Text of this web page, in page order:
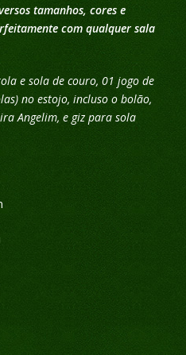
tamanhos, cores e
com qualquer sala
e sola de couro, 01 jogo de
no estojo, incluso o bolão,
Angelim, e giz para sola